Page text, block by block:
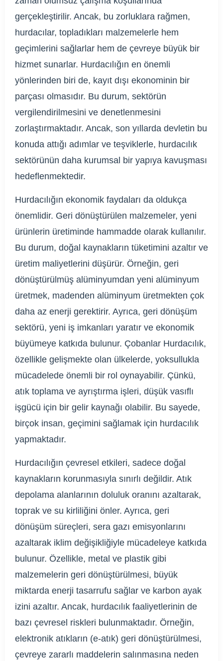
gerçekleştirilir. Ancak, bu zorluklara rağmen,
hurdacılar, topladıkları malzemelerle hem
geçimlerini sağlarlar hem de çevreye büyük bir
hizmet sunarlar. Hurdacılığın en önemli
yönlerinden biri de, kayıt dışı ekonominin bir
parçası olmasıdır. Bu durum, sektörün
vergilendirilmesini ve denetlenmesini
zorlaştırmaktadır. Ancak, son yıllarda devletin bu
konuda attığı adımlar ve teşviklerle, hurdacılık
sektörünün daha kurumsal bir yapıya kavuşması
hedeflenmektedir.
Hurdacılığın ekonomik faydaları da oldukça
önemlidir. Geri dönüştürülen malzemeler, yeni
ürünlerin üretiminde hammadde olarak kullanılır.
Bu durum, doğal kaynakların tüketimini azaltır ve
üretim maliyetlerini düşürür. Örneğin, geri
dönüştürülmüş alüminyumdan yeni alüminyum
üretmek, madenden alüminyum üretmekten çok
daha az enerji gerektirir. Ayrıca, geri dönüşüm
sektörü, yeni iş imkanları yaratır ve ekonomik
büyümeye katkıda bulunur. Çobanlar Hurdacılık,
özellikle gelişmekte olan ülkelerde, yoksullukla
mücadelede önemli bir rol oynayabilir. Çünkü,
atık toplama ve ayrıştırma işleri, düşük vasıflı
işgücü için bir gelir kaynağı olabilir. Bu sayede,
birçok insan, geçimini sağlamak için hurdacılık
yapmaktadır.
Hurdacılığın çevresel etkileri, sadece doğal
kaynakların korunmasıyla sınırlı değildir. Atık
depolama alanlarının doluluk oranını azaltarak,
toprak ve su kirliliğini önler. Ayrıca, geri
dönüşüm süreçleri, sera gazı emisyonlarını
azaltarak iklim değişikliğiyle mücadeleye katkıda
bulunur. Özellikle, metal ve plastik gibi
malzemelerin geri dönüştürülmesi, büyük
miktarda enerji tasarrufu sağlar ve karbon ayak
izini azaltır. Ancak, hurdacılık faaliyetlerinin de
bazı çevresel riskleri bulunmaktadır. Örneğin,
elektronik atıkların (e-atık) geri dönüştürülmesi,
çevreye zararlı maddelerin salınmasına neden